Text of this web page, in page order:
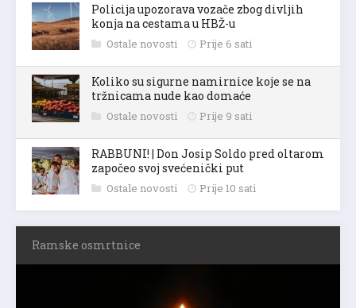
Policija upozorava vozače zbog divljih
konja na cestama u HBŽ-u
Ostale novosti Prije 6 sati
Koliko su sigurne namirnice koje se na
tržnicama nude kao domaće
Ostale novosti Prije 9 sati
RABBUNI! | Don Josip Soldo pred oltarom
započeo svoj svećenički put
Ostale novosti Prije 10 sati
Ramske osmrtnice